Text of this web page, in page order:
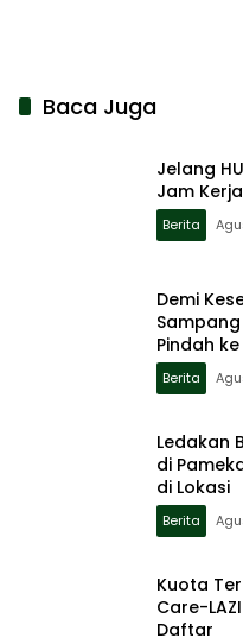
Baca Juga
Jelang
Jam
Berita
Demi
Pindah
Berita
Ledakan
di
di Lokasi
Berita
Kuota
Care-
Daftar